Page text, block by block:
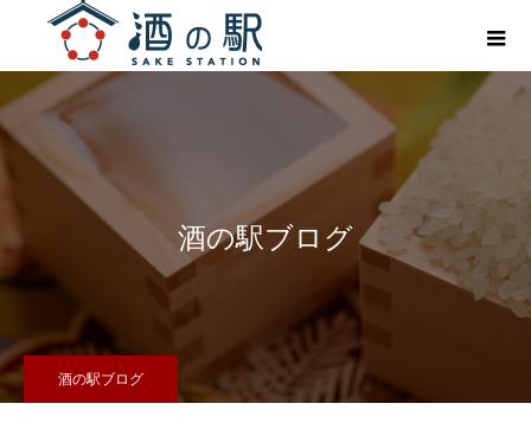
酒の駅ブログ
酒の駅ブログ